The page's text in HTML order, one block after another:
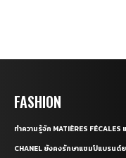
FASHION
ทำความรู้จัก MATIÈRES
CHANEL ยังคงรักษาแชมป์แบรนด์